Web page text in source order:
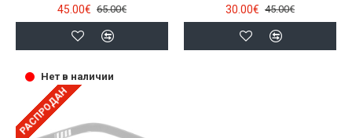
45.00€ 65.00€ 30.00€ 45.00€
Нет в наличии
РАСПРОДАН